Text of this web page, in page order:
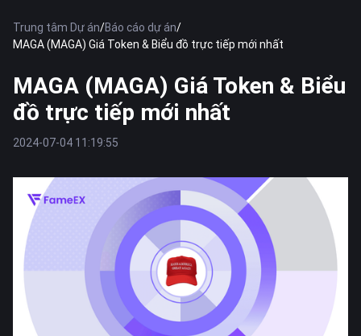
Trung tâm Dự án/Báo cáo dự án/
MAGA (MAGA) Giá Token & Biểu đồ trực tiếp mới nhất
MAGA (MAGA) Giá Token & Biểu
đồ trực tiếp mới nhất
2024-07-04 11:19:55